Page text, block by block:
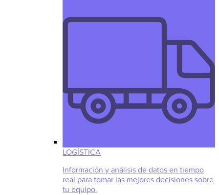
LOGÍSTICA
Información y análisis de datos en tiempo
real para tomar las mejores decisiones sobre
tu equipo.